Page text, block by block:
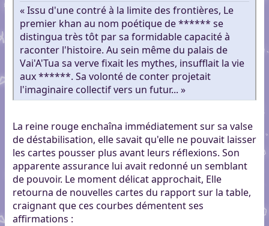
« Issu d'une contré à la limite des frontières, Le
premier khan au nom poétique de ****** se
distingua très tôt par sa formidable capacité à
raconter l'histoire. Au sein même du palais de
Vai'A'Tua sa verve fixait les mythes, insufflait la vie
aux ******. Sa volonté de conter projetait
l'imaginaire collectif vers un futur... »
La reine rouge enchaîna immédiatement sur sa valse
de déstabilisation, elle savait qu'elle ne pouvait laisser
les cartes pousser plus avant leurs réflexions. Son
apparente assurance lui avait redonné un semblant
de pouvoir. Le moment délicat approchait, Elle
retourna de nouvelles cartes du rapport sur la table,
craignant que ces courbes démentent ses
affirmations :